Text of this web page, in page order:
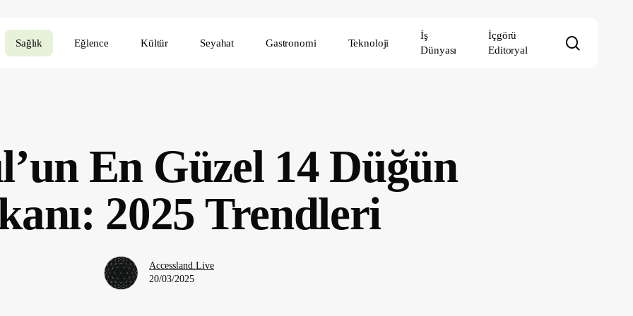
Sağlık Eğlence Kültür Seyahat Gastronomi Teknoloji
İş
Dünyası
İçgörü
Editoryal
En Güzel 14 Düğün
2025 Trendleri
Accessland.Live
20/03/2025